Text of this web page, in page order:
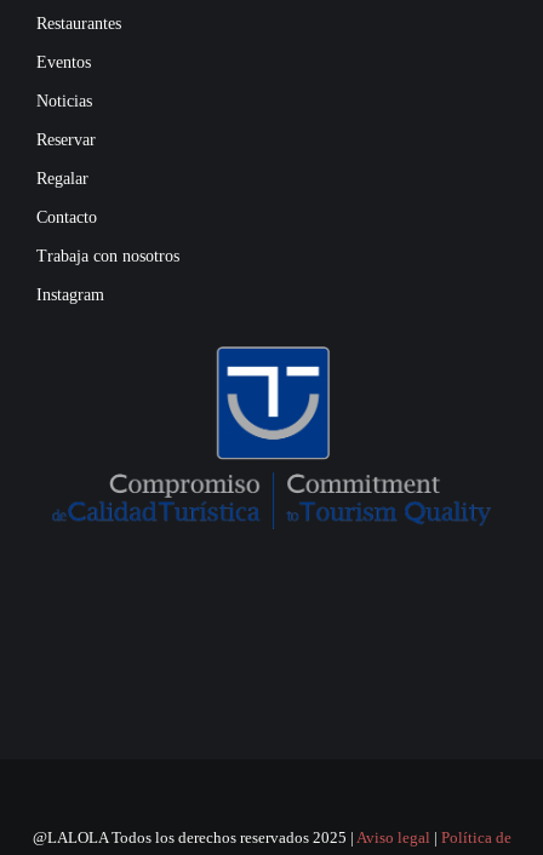
Restaurantes
Eventos
Noticias
Reservar
Regalar
Contacto
Trabaja con nosotros
Instagram
@LALOLA Todos los derechos reservados 2025 | Aviso legal | Política de